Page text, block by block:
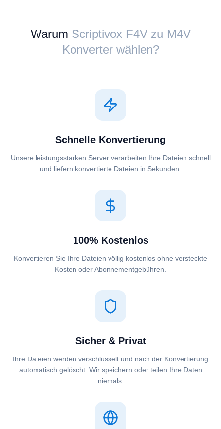
Warum Scriptivox ⁦F4V⁩ zu ⁦M4V⁩
Konverter wählen?
Schnelle Konvertierung
Unsere leistungsstarken Server verarbeiten Ihre Dateien schnell
und liefern konvertierte Dateien in Sekunden.
100% Kostenlos
Konvertieren Sie Ihre Dateien völlig kostenlos ohne versteckte
Kosten oder Abonnementgebühren.
Sicher & Privat
Ihre Dateien werden verschlüsselt und nach der Konvertierung
automatisch gelöscht. Wir speichern oder teilen Ihre Daten
niemals.